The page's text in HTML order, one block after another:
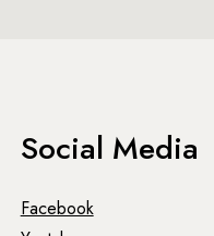
Social Media
Facebook